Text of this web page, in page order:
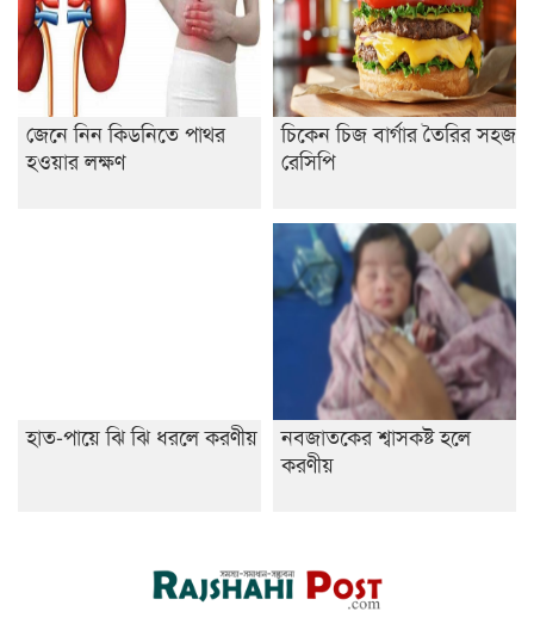
জেনে নিন কিডনিতে পাথর
হওয়ার লক্ষণ
চিকেন চিজ বার্গার তৈরির সহজ
রেসিপি
হাত-পায়ে ঝি ঝি ধরলে করণীয়
নবজাতকের শ্বাসকষ্ট হলে
করণীয়